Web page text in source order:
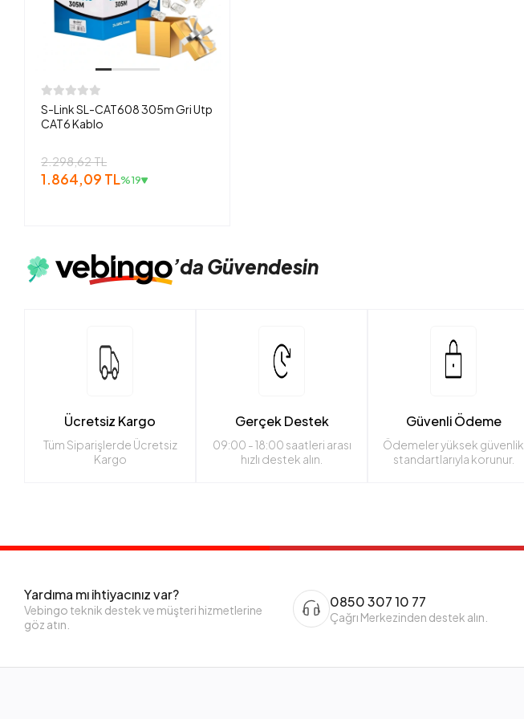
S-Link SL-CAT608 305m Gri Utp
CAT6 Kablo
2.298,62 TL
1.864,09 TL%19
’da Güvendesin
Ücretsiz Kargo
Tüm Siparişlerde Ücretsiz
Kargo
Gerçek Destek
09:00 - 18:00 saatleri arası
hızlı destek alın.
Güvenli Ödeme
Ödemeler yüksek güvenlik
standartlarıyla korunur.
Yardıma mı ihtiyacınız var?
Vebingo teknik destek ve müşteri hizmetlerine
göz atın.
0850 307 10 77
Çağrı Merkezinden destek alın.